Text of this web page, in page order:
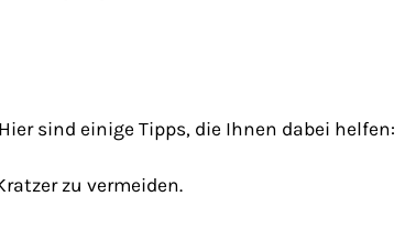
sind einige Tipps, die Ihnen dabei helfen:
zu vermeiden.